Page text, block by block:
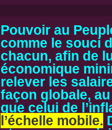
Pouvoir au
comme le souci
chacun, afin de
économique
relever les
façon globale,
que celui de
l’échelle mobile.